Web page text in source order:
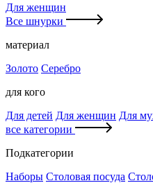
Для женщин
Все шнурки
материал
Золото Серебро
для кого
Для детей Для женщин Для
все категории
Подкатегории
Наборы Столовая посуда